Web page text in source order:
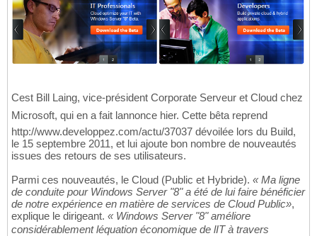
Cest Bill Laing, vice-président Corporate Serveur et Cloud chez
Microsoft, qui en a fait lannonce hier. Cette bêta reprend
http://www.developpez.com/actu/37037 dévoilée lors du Build,
le 15 septembre 2011, et lui ajoute bon nombre de nouveautés
issues des retours de ses utilisateurs.
Parmi ces nouveautés, le Cloud (Public et Hybride). « Ma ligne
de conduite pour Windows Server "8" a été de lui faire bénéficier
de notre expérience en matière de services de Cloud Public»,
explique le dirigeant. « Windows Server "8" améliore
considérablement léquation économique de lIT à travers